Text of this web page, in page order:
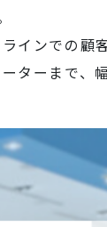
インでの顧
ターまで、